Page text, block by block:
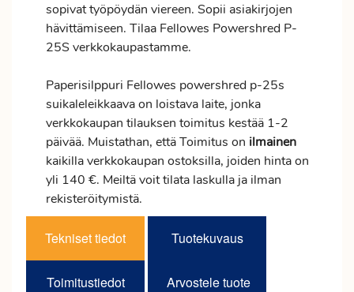
sopivat työpöydän viereen. Sopii asiakirjojen
hävittämiseen. Tilaa Fellowes Powershred P-
25S verkkokaupastamme.
Paperisilppuri Fellowes powershred p-25s
suikaleleikkaava on loistava laite, jonka
verkkokaupan tilauksen toimitus kestää 1-2
päivää. Muistathan, että Toimitus on ilmainen
kaikilla verkkokaupan ostoksilla, joiden hinta on
yli 140 €. Meiltä voit tilata laskulla ja ilman
rekisteröitymistä.
Tekniset tiedot Tuotekuvaus
Toimitustiedot Arvostele tuote